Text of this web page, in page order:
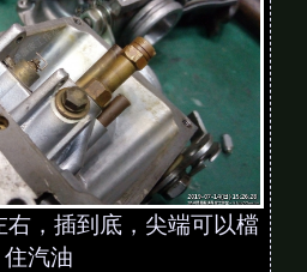
右，插到底，尖端可以檔
住汽油